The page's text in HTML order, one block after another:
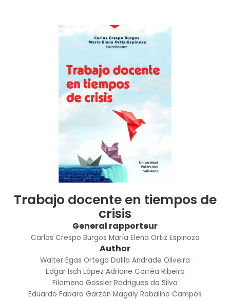
Trabajo docente en tiempos de
crisis
General rapporteur
Carlos Crespo Burgos María Elena Ortiz Espinoza
Author
Walter Egas Ortega Dalila Andrade Oliveira
Edgar Isch López Adriane Corrêa Ribeiro
Filomena Gossler Rodrigues da Silva
Eduardo Fabara Garzón Magaly Robalino Campos